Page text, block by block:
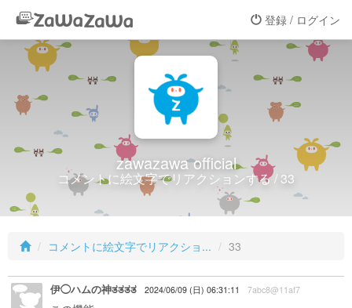
登録 / ログイン
zawazawa official
コメントに絵文字でリアクションする / 33
コメントに絵文字でリアクショ... 33
伊◯ハムの神ತತತತ 2024/06/09 (日) 06:31:11 7abc8@11af7